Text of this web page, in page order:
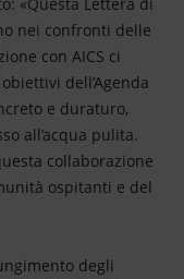
nei confronti delle
con AICS ci
dell’Agenda
e duraturo,
all’acqua pulita.
collaborazione
ospitanti e del
degli